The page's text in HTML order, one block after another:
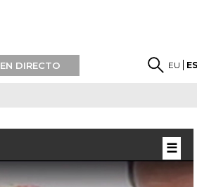
EN DIRECTO EU
☰